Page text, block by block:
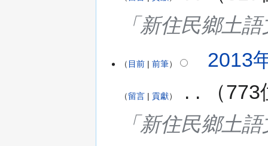
「新住民鄉土
目前 前筆 2013
留言 貢獻
773
「新住民鄉土